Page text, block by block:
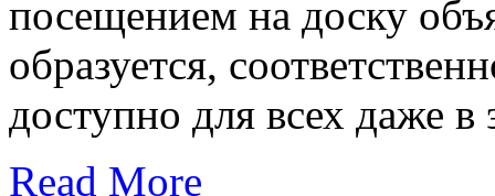
посещением на доску
образуется,
доступно для всех даже в
Read More